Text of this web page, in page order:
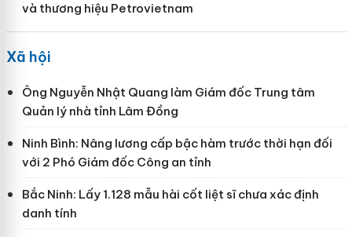
và thương hiệu Petrovietnam
Xã hội
Ông Nguyễn Nhật Quang làm Giám đốc Trung tâm
Quản lý nhà tỉnh Lâm Đồng
Ninh Bình: Nâng lương cấp bậc hàm trước thời hạn đối
với 2 Phó Giám đốc Công an tỉnh
Bắc Ninh: Lấy 1.128 mẫu hài cốt liệt sĩ chưa xác định
danh tính